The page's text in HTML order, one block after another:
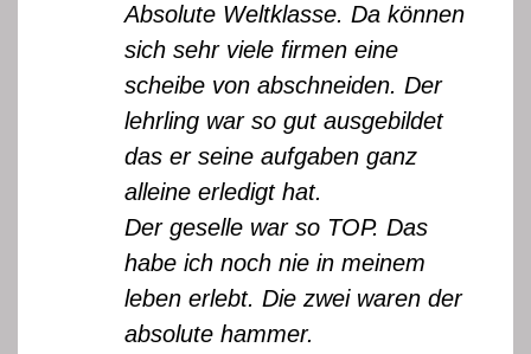
Absolute Weltklasse. Da können
sich sehr viele firmen eine
scheibe von abschneiden. Der
lehrling war so gut ausgebildet
das er seine aufgaben ganz
alleine erledigt hat.
Der geselle war so TOP. Das
habe ich noch nie in meinem
leben erlebt. Die zwei waren der
absolute hammer.